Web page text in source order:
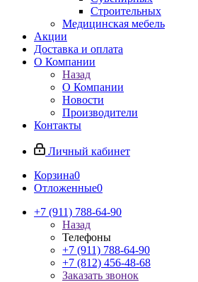
Строительных
Медицинская мебель
Акции
Доставка и оплата
О Компании
Назад
О Компании
Новости
Производители
Контакты
Личный кабинет
Корзина0
Отложенные0
+7 (911) 788-64-90
Назад
Телефоны
+7 (911) 788-64-90
+7 (812) 456-48-68
Заказать звонок